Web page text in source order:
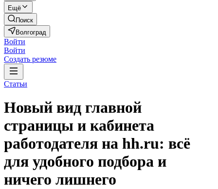
Ещё
Поиск
Волгоград
Войти
Войти
Создать резюме
Статьи
Новый вид главной
страницы и кабинета
работодателя на hh.ru: всё
для удобного подбора и
ничего лишнего